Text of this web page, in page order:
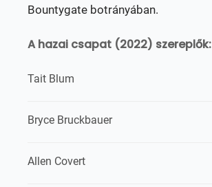
Bountygate botrányában.
A hazai csapat (2022) szereplők:
Tait Blum
Bryce Bruckbauer
Allen Covert